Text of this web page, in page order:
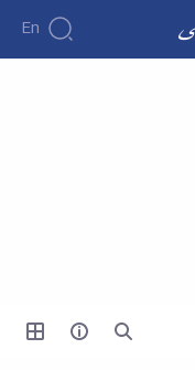
En
و معماری